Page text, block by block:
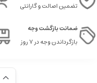
تضمین اصالت و گارانتی
ضمانت بازگشت وجه
بازگرداندن وجه در ۷ روز